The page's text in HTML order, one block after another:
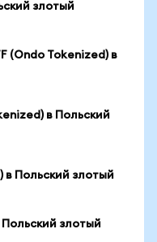
злотый
(Ondo Tokenized) в
в Польский
в Польский злотый
Польский злотый